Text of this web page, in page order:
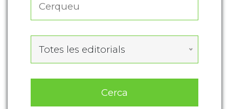
Totes les editorials
Cerca